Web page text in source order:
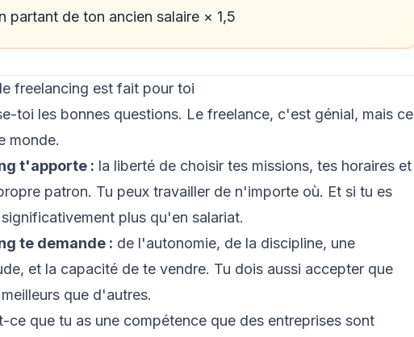
partant de ton ancien salaire × 1,5
freelancing est fait pour toi
toi les bonnes questions. Le freelance, c'est génial, mais ce
monde.
t'apporte : la liberté de choisir tes missions, tes horaires et
patron. Tu peux travailler de n'importe où. Et si tu es
plus qu'en salariat.
te demande : de l'autonomie, de la discipline, une
et la capacité de te vendre. Tu dois aussi accepter que
que d'autres.
ce que tu as une compétence que des entreprises sont